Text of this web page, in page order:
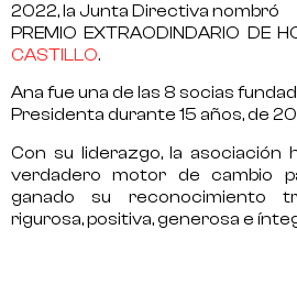
2022, la Junta Directiva nombró
PREMIO EXTRAODINDARIO DE
CASTILLO.
Ana fue una de las 8 socias
Presidenta durante 15 años, de
Con su liderazgo, la asociación
verdadero motor de cambio
ganado su reconocimiento
rigurosa, positiva, generosa e